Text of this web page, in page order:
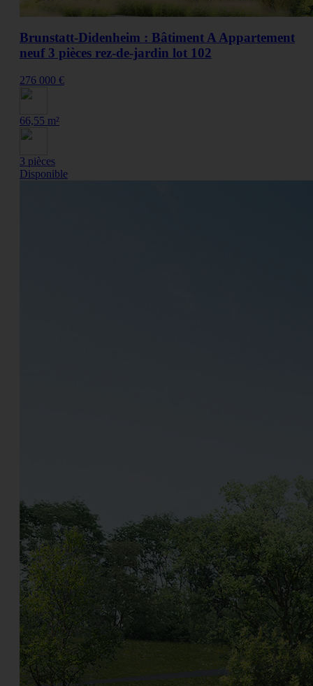
Brunstatt-Didenheim : Bâtiment A Appartement
neuf 3 pièces rez-de-jardin lot 102
276 000 €
66,55 m²
3 pièces
Disponible